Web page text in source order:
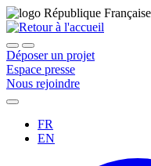
Déposer un projet
Espace presse
Nous rejoindre
FR
EN